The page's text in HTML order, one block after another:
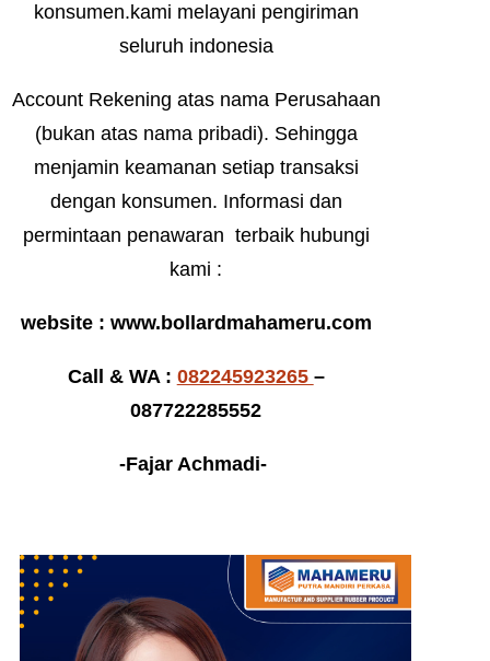
konsumen.kami melayani pengiriman
seluruh indonesia
Account Rekening atas nama Perusahaan
(bukan atas nama pribadi). Sehingga
menjamin keamanan setiap transaksi
dengan konsumen. Informasi dan
permintaan penawaran terbaik hubungi
kami :
website : www.bollardmahameru.com
Call & WA : 082245923265 –
087722285552
-Fajar Achmadi-